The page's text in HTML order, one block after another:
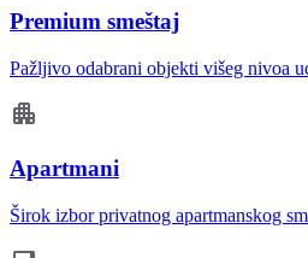
Premium smeštaj
Pažljivo odabrani objekti višeg nivoa
Apartmani
Širok izbor privatnog apartmanskog